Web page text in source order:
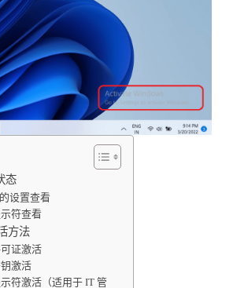
态
设置查看
符查看
方法
证激活
激活
符激活（适用于 IT 管